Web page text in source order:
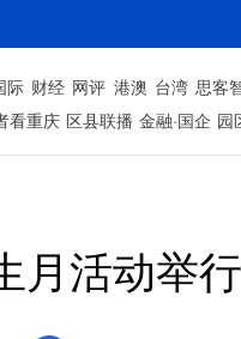
际 财经 网评 港澳 台湾 思客
看重庆 区县联播 金融·国企 园
月活动举